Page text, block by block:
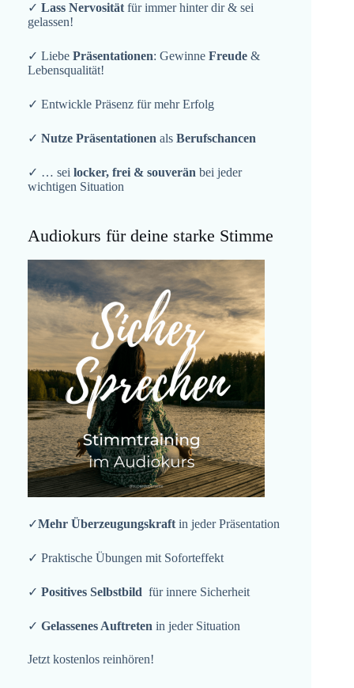
✓ Lass Nervositätfür immer hinter dir & sei
gelassen!
✓ Liebe Präsentationen: Gewinne Freude &
Lebensqualität!
✓ Entwickle Präsenz für mehr Erfolg
✓ Nutze Präsentationen als Berufschancen
✓ … sei locker, frei & souverän bei jeder
wichtigen Situation
Audiokurs für deine starke Stimme
✓Mehr Überzeugungskraft in jeder Präsentation
✓ Praktische Übungen mit Soforteffekt
✓ Positives Selbstbild für innere Sicherheit
✓ Gelassenes Auftreten in jeder Situation
Jetzt kostenlos reinhören!